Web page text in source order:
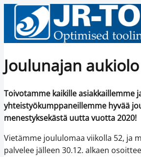
Joulunajan aukiolo
Toivotamme kaikille asiakkaillemme
yhteistyökumppaneillemme hyvää
menestyksekästä uutta vuotta 2020!
Vietämme joululomaa viikolla 52, ja
palvelee jälleen 30.12. alkaen